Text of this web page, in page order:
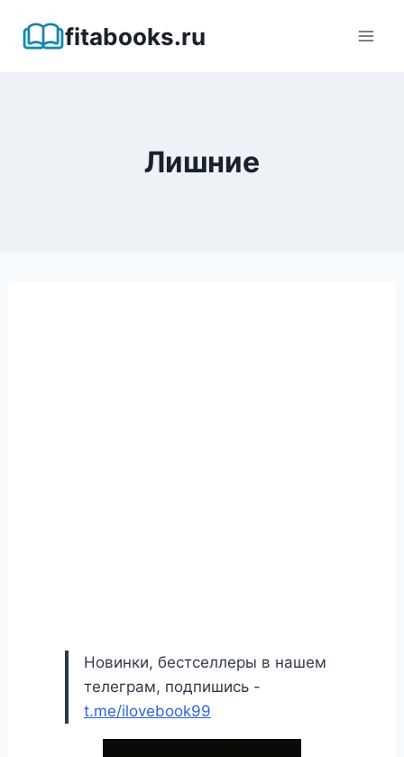
fitabooks.ru
Лишние
Новинки, бестселлеры в нашем
телеграм, подпишись -
t.me/ilovebook99